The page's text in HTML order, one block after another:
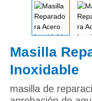
Masilla
Inoxidable
masilla de